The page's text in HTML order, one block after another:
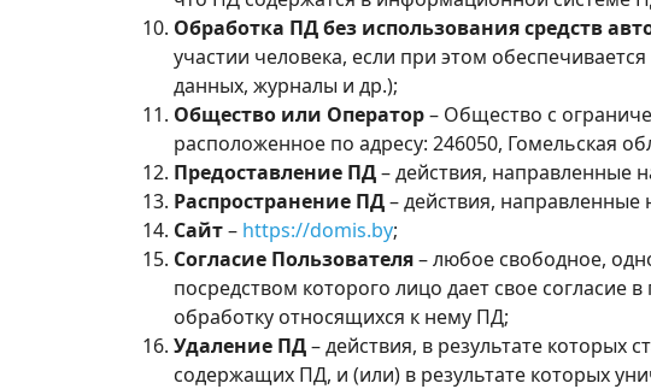
Обработка ПД без использования средств
участии человека, если при этом
данных, журналы и др.);
Общество или Оператор– Общество с
расположенное по адресу: 246050, Гомельская
Предоставление ПД– действия, направленные
Распространение ПД– действия, направленные
Сайт– https://domis.by;
Согласие Пользователя– любое свободное,
посредством которого лицо дает свое
обработку относящихся к нему ПД;
Удаление ПД– действия, в результате
содержащих ПД, и (или) в результате которых